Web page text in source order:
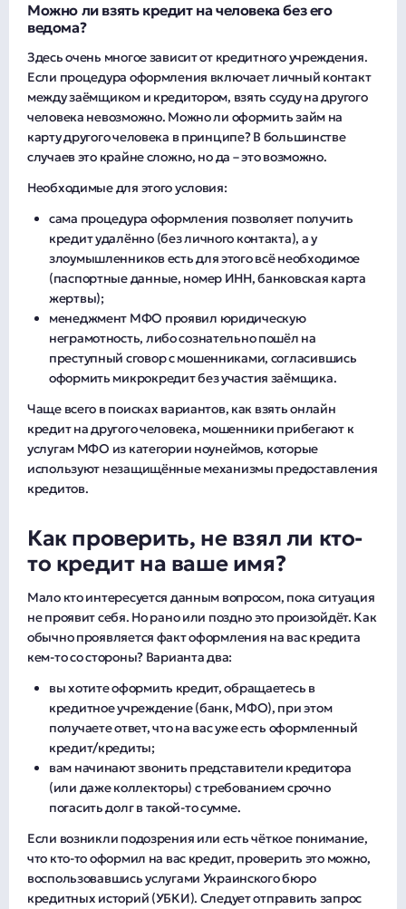
Можно ли взять кредит на человека без его
ведома?
Здесь очень многое зависит от кредитного учреждения.
Если процедура оформления включает личный контакт
между заёмщиком и кредитором, взять ссуду на другого
человека невозможно. Можно ли оформить займ на
карту другого человека в принципе? В большинстве
случаев это крайне сложно, но да – это возможно.
Необходимые для этого условия:
сама процедура оформления позволяет получить
кредит удалённо (без личного контакта), а у
злоумышленников есть для этого всё необходимое
(паспортные данные, номер ИНН, банковская карта
жертвы);
менеджмент МФО проявил юридическую
неграмотность, либо сознательно пошёл на
преступный сговор с мошенниками, согласившись
оформить микрокредит без участия заёмщика.
Чаще всего в поисках вариантов, как взять онлайн
кредит на другого человека, мошенники прибегают к
услугам МФО из категории ноунеймов, которые
используют незащищённые механизмы предоставления
кредитов.
Как проверить, не взял ли кто-
то кредит на ваше имя?
Мало кто интересуется данным вопросом, пока ситуация
не проявит себя. Но рано или поздно это произойдёт. Как
обычно проявляется факт оформления на вас кредита
кем-то со стороны? Варианта два:
вы хотите оформить кредит, обращаетесь в
кредитное учреждение (банк, МФО), при этом
получаете ответ, что на вас уже есть оформленный
кредит/кредиты;
вам начинают звонить представители кредитора
(или даже коллекторы) с требованием срочно
погасить долг в такой-то сумме.
Если возникли подозрения или есть чёткое понимание,
что кто-то оформил на вас кредит, проверить это можно,
воспользовавшись услугами Украинского бюро
кредитных историй (УБКИ). Следует отправить запрос